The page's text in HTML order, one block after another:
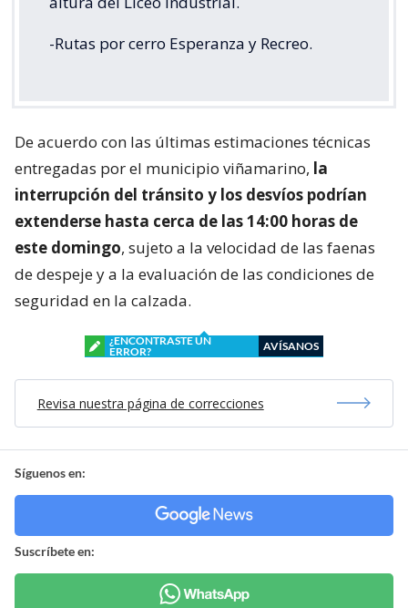
-Rutas por cerro Esperanza y Recreo.
De acuerdo con las últimas estimaciones técnicas
entregadas por el municipio viñamarino, la
interrupción del tránsito y los desvíos podrían
extenderse hasta cerca de las 14:00 horas de
este domingo, sujeto a la velocidad de las faenas
de despeje y a la evaluación de las condiciones de
seguridad en la calzada.
¿ENCONTRASTE UN
ERROR?
AVÍSANOS
Revisa nuestra página de correcciones
Síguenos en:
Suscríbete en: